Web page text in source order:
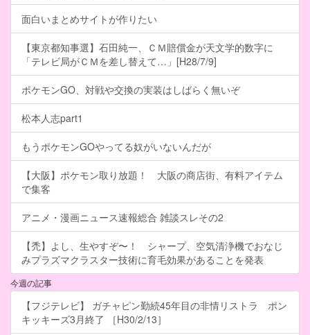
面白いまとめサイトが作りたい
【東京都知事選】石田純一、ＣＭ賠償金が天文学的数字に
「テレビ局がＣＭを差し替えて…」[H28/7/9]
ポケモンGO、対戦や交換の実装はしばらく無いぞ
松本人志part1
もうポケモンGOやってる奴がいないんだが
【大阪】ポケモン取り放題！ 大阪の商店街、有料アイテム
で集客
アニメ・漫画ニュース速報総合 雑談スレその2
【禿】よし、生やすぞ〜！ シャープ、空気清浄機でおなじ
みプラズマクラスター技術に育毛効果があることを発表
今週の記事
【フジテレビ】 ガチャピン勤続45年目の非情リストラ ポン
キッキーズ3月終了 ［H30/2/13］